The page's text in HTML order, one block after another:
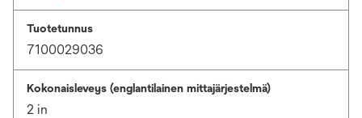
Tuotetunnus
7100029036
Kokonaisleveys (englantilainen mittajärjestelmä)
2 in